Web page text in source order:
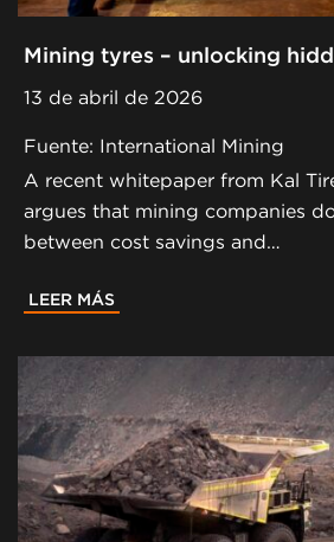
Mining tyres – unlocking
13 de abril de 2026
Fuente: International Mining
A recent whitepaper from Kal
argues that mining companies
between cost savings and…
LEER MÁS